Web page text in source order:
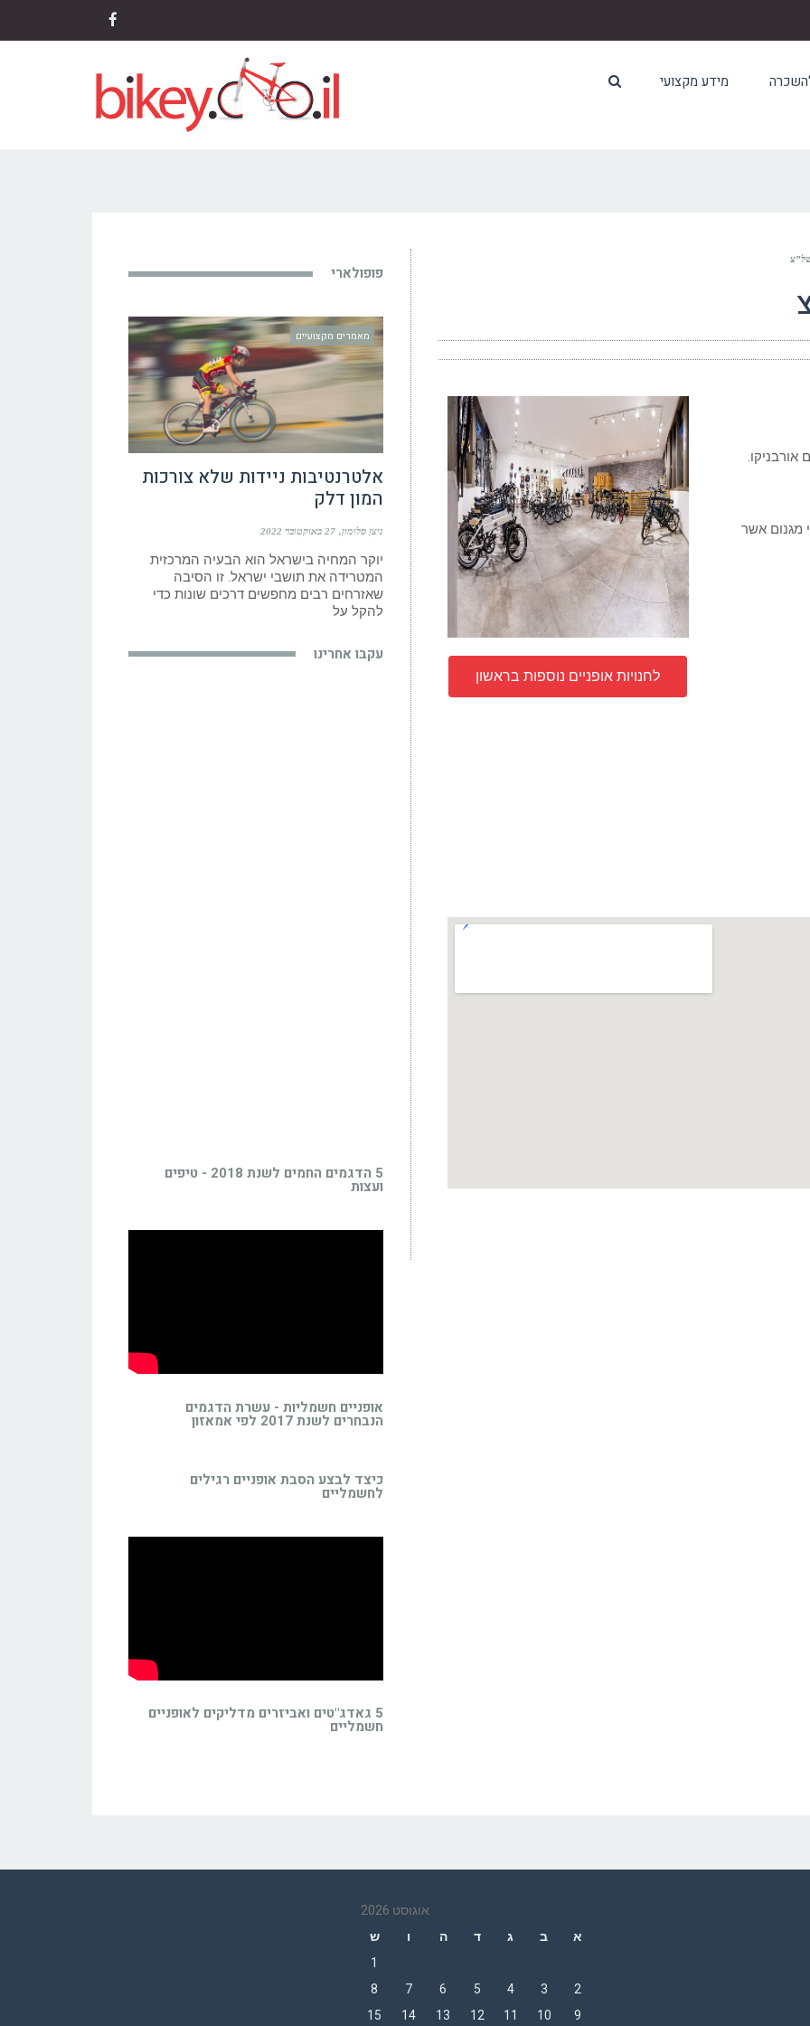
Facebook
מידע מקצועי
אורבניקו.
מגנום אשר
לחנויות אופניים נוספות בראשון
פופולארי
מאמרים מקצועיים
אלטרנטיבות ניידות שלא צורכות
המון דלק
ניצן סלומון 27 באוקטובר 2022
יוקר המחיה בישראל הוא הבעיה המרכזית
המטרידה את תושבי ישראל. זו הסיבה
שאזרחים רבים מחפשים דרכים שונות כדי
להקל על
עקבו אחרינו
5 הדגמים החמים לשנת 2018 - טיפים
ועצות
אופניים חשמליות - עשרת הדגמים
הנבחרים לשנת 2017 לפי אמאזון
כיצד לבצע הסבת אופניים רגילים
לחשמליים
5 גאדג"טים ואביזרים מדליקים לאופניים
חשמליים
אוגוסט 2026
א
ב ג ד ה ו
ש
1
2
3
4
5
6
7
8
9
10
11
12
13
14
15